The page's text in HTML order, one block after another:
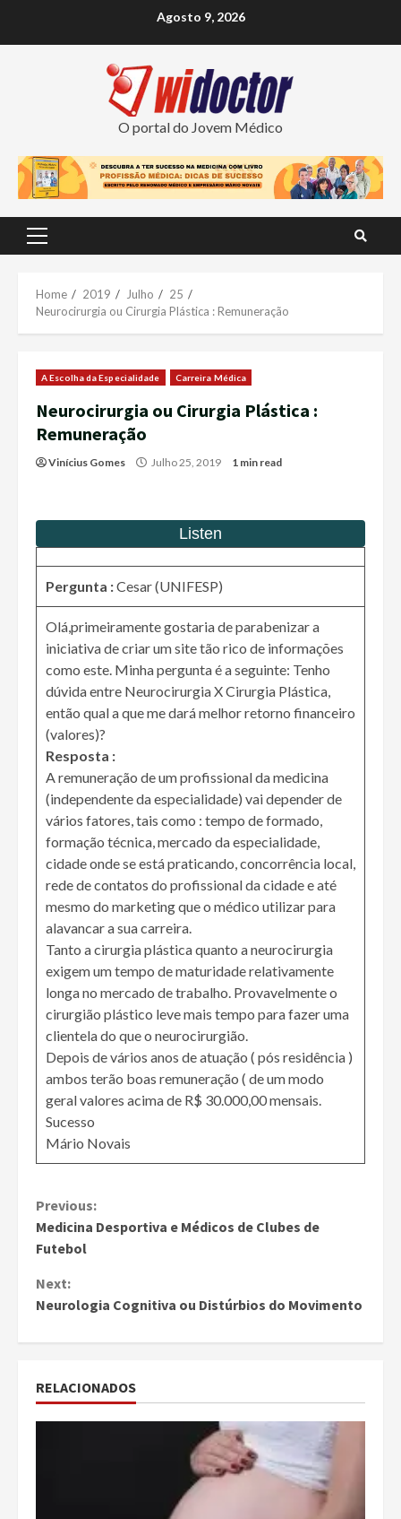
Agosto 9, 2026
O portal do Jovem Médico
Primary
Home 2019 Julho
25
Neurocirurgia ou Cirurgia Plástica : Remuneração
A Escolha da Especialidade Carreira Médica
Neurocirurgia ou Cirurgia Plástica :
Remuneração
Vinícius Gomes Julho 25, 2019 1 min read
Pergunta :Cesar (UNIFESP)
Olá,primeiramente gostaria de parabenizar a
iniciativa de criar um site tão rico de informações
como este. Minha pergunta é a seguinte: Tenho
dúvida entre Neurocirurgia X Cirurgia Plástica,
então qual a que me dará melhor retorno financeiro
(valores)?
Resposta :
A remuneração de um profissional da medicina
(independente da especialidade) vai depender de
vários fatores, tais como : tempo de formado,
formação técnica, mercado da especialidade,
cidade onde se está praticando, concorrência local,
rede de contatos do profissional da cidade e até
mesmo do marketing que o médico utilizar para
alavancar a sua carreira.
Tanto a cirurgia plástica quanto a neurocirurgia
exigem um tempo de maturidade relativamente
longa no mercado de trabalho. Provavelmente o
cirurgião plástico leve mais tempo para fazer uma
clientela do que o neurocirurgião.
Depois de vários anos de atuação ( pós residência )
ambos terão boas remuneração ( de um modo
geral valores acima de R$ 30.000,00 mensais.
Sucesso
Mário Novais
Continue
Reading
Previous:
Medicina Desportiva e Médicos de Clubes de
Futebol
Next:
Neurologia Cognitiva ou Distúrbios do Movimento
RELACIONADOS